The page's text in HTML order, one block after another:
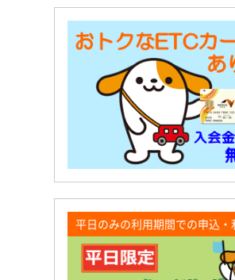
平日のみの利用期間での申込・